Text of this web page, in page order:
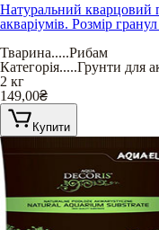
Натуральний кварцовий
акваріумів. Розмір
Тварина.....Рибам
Категорія.....Грунти для
2 кг
149,00₴
Купити